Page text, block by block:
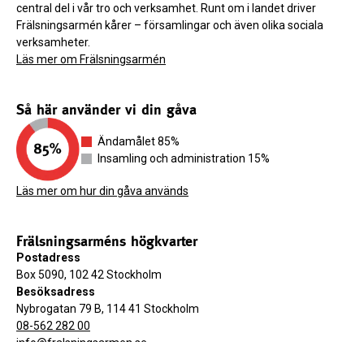
central del i vår tro och verksamhet. Runt om i landet driver
Frälsningsarmén kårer – församlingar och även olika sociala
verksamheter.
Läs mer om Frälsningsarmén
Så här använder vi din gåva
Ändamålet 85%
Insamling och administration 15%
Läs mer om hur din gåva används
Frälsningsarméns högkvarter
Postadress
Box 5090, 102 42 Stockholm
Besöksadress
Nybrogatan 79 B, 114 41 Stockholm
08-562 282 00